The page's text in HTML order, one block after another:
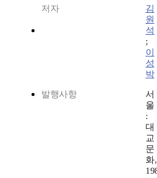
저자
김
원
석
;
이
성
박
발행사항
서
울
:
대
교
문
화,